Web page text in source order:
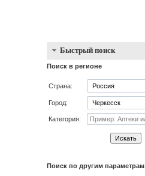
Быстрый поиск
Поиск в регионе
Страна:
Город:
Категория:
Искать
Поиск по другим параметрам